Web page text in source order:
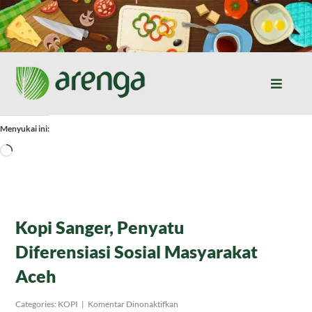
Skip
to
content
Toggle
Home
Tentang Kami
Produk
Menyukai ini:
Memuat...
Kopi Sanger, Penyatu
Diferensiasi Sosial Masyarakat
Aceh
Categories: KOPI | Komentar Dinonaktifkan